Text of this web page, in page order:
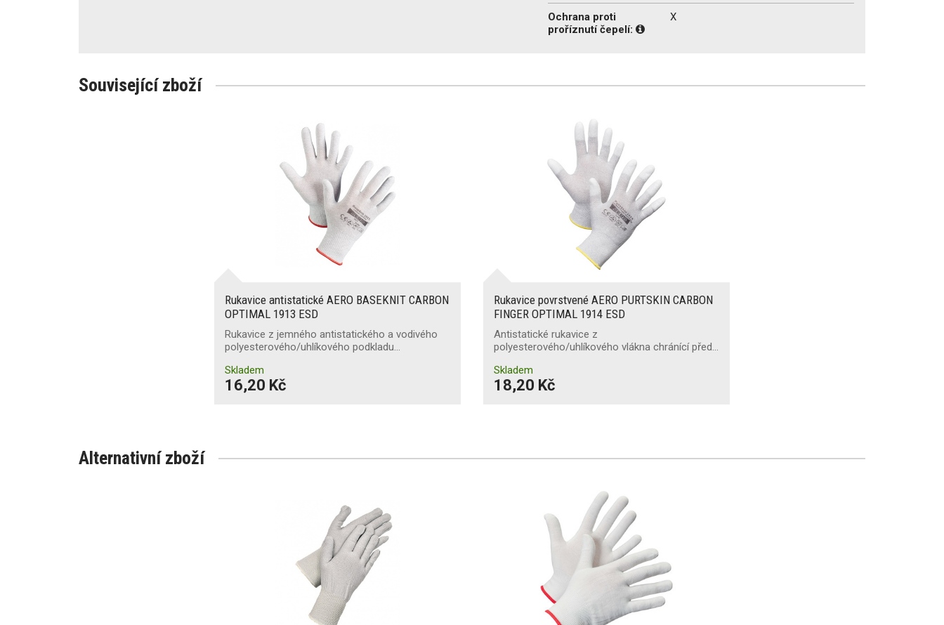
Ochrana proti
proříznutí čepelí:
X
Související zboží
Rukavice antistatické AERO BASEKNIT CARBON
OPTIMAL 1913 ESD
Rukavice z jemného antistatického a vodivého
polyesterového/uhlíkového podkladu…
Skladem
16,20 Kč
Rukavice povrstvené AERO PURTSKIN CARBON
FINGER OPTIMAL 1914 ESD
Antistatické rukavice z
polyesterového/uhlíkového vlákna chránící před…
Skladem
18,20 Kč
Alternativní zboží